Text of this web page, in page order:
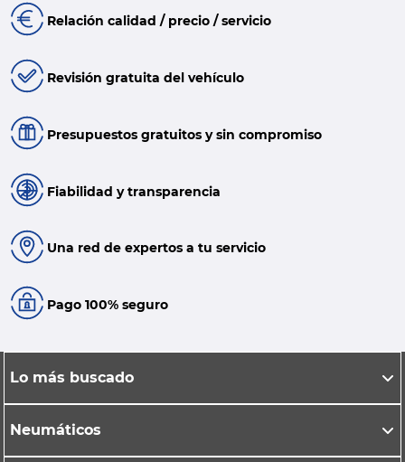
Relación calidad / precio / servicio
Revisión gratuita del vehículo
Presupuestos gratuitos y sin compromiso
Fiabilidad y transparencia
Una red de expertos a tu servicio
Pago 100% seguro
Lo más buscado
Neumáticos